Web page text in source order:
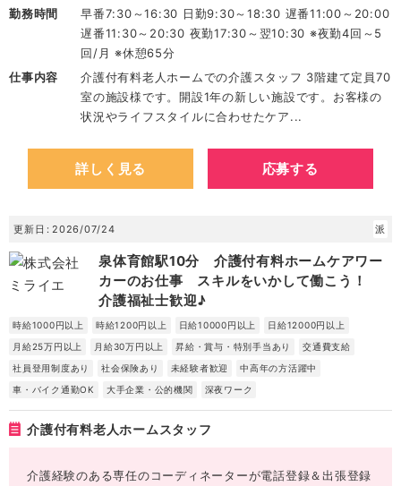
勤務時間
早番7:30～16:30 日勤9:30～18:30 遅番11:00～20:00
遅番11:30～20:30 夜勤17:30～翌10:30 ※夜勤4回～5
回/月 ※休憩65分
仕事内容
介護付有料老人ホームでの介護スタッフ 3階建て定員70
室の施設様です。開設1年の新しい施設です。お客様の
状況やライフスタイルに合わせたケア...
詳しく見る 応募する
更新日 2026/07/24 派
泉体育館駅10分 介護付有料ホームケアワー
カーのお仕事 スキルをいかして働こう！
介護福祉士歓迎♪
時給1000円以上 時給1200円以上 日給10000円以上
日給12000円以上
月給25万円以上
月給30万円以上 昇給・賞与・特別手当あり
交通費支給
社員登用制度あり
社会保険あり 未経験者歓迎
中高年の方活躍中
車・バイク通勤OK
大手企業・公的機関 深夜ワーク
介護付有料老人ホームスタッフ
介護経験のある専任のコーディネーターが電話登録＆出張登録